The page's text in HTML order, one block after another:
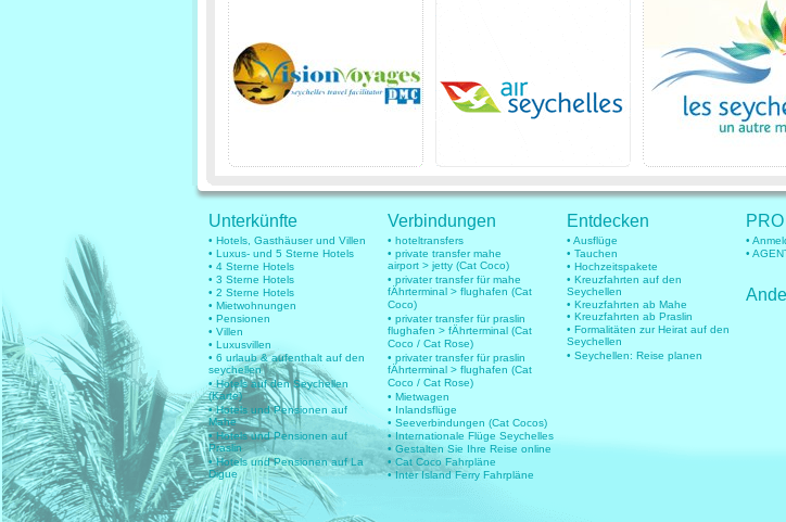
Unterkünfte
• Hotels, Gasthäuser und Villen
• Luxus- und 5 Sterne Hotels
• 4 Sterne Hotels
• 3 Sterne Hotels
• 2 Sterne Hotels
• Mietwohnungen
• Pensionen
• Villen
• Luxusvillen
• 6 urlaub & aufenthalt auf den
seychellen
• Hotels auf den Seychellen
(Karte)
• Hotels und Pensionen auf
Mahe
• Hotels und Pensionen auf
Praslin
• Hotels und Pensionen auf La
Digue
Verbindungen
• hoteltransfers
• private transfer mahe
airport > jetty (Cat Coco)
• privater transfer für mahe
fÄhrterminal > flughafen (Cat
Coco)
• privater transfer für praslin
flughafen > fÄhrterminal (Cat
Coco / Cat Rose)
• privater transfer für praslin
fÄhrterminal > flughafen (Cat
Coco / Cat Rose)
• Mietwagen
• Inlandsflüge
• Seeverbindungen (Cat Cocos)
• Internationale Flüge Seychelles
• Gestalten Sie Ihre Reise online
• Cat Coco Fahrpläne
• Inter Island Ferry Fahrpläne
Entdecken
• Ausflüge
• Tauchen
• Hochzeitspakete
• Kreuzfahrten auf den
Seychellen
• Kreuzfahrten ab Mahe
• Kreuzfahrten ab Praslin
• Formalitäten zur Heirat auf den
Seychellen
• Seychellen: Reise planen
PRO
•
•